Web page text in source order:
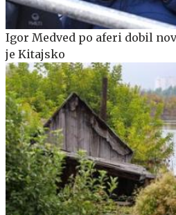
Igor Medved po aferi dobil
je Kitajsko